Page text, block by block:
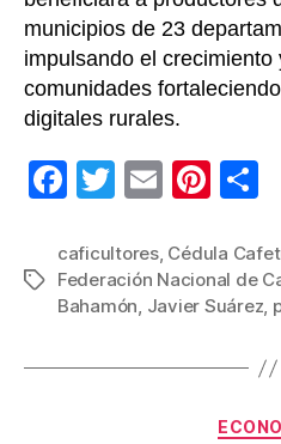
municipios de 23
impulsando el
comunidades
digitales rurales.
F
c
e
o
T
tt
er
E
ail
Pi
er
e
p
Etiquetas
caficultores, Cédula
Federación Nacional de
Bahamón, Javier Suárez,